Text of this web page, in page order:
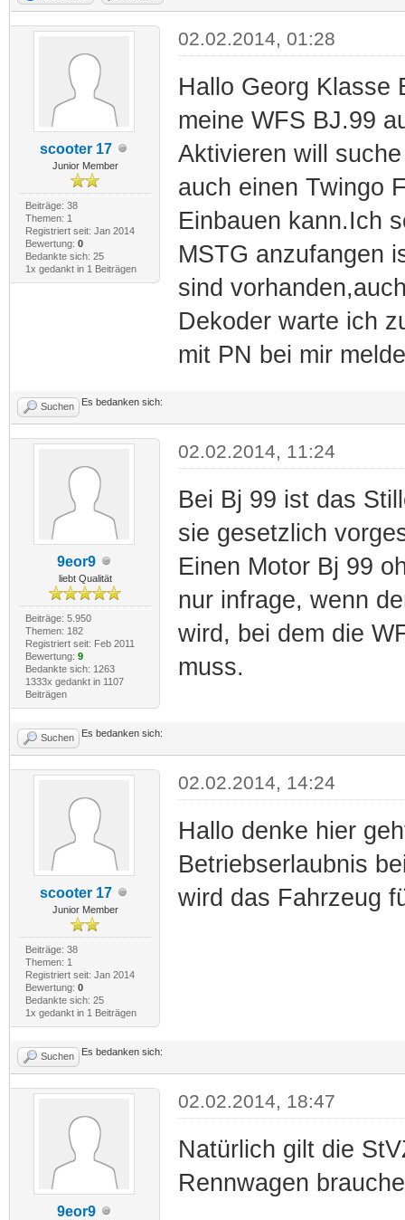
scooter 17
Junior Member
Beiträge: 38
Themen: 1
Registriert seit: Jan 2014
Bewertung: 0
Bedankte sich: 25
1x gedankt in 1 Beiträgen
02.02.2014, 01:28
Hallo Georg Klasse
meine WFS BJ.99
Aktivieren will
auch einen Twingo
Einbauen kann.Ich
MSTG anzufangen
sind
Dekoder warte ich
mit PN bei mir
Suchen Es bedanken sich:
9eor9
liebt Qualität
Beiträge: 5.950
Themen: 182
Registriert seit: Feb 2011
Bewertung: 9
Bedankte sich: 1263
1333x gedankt in 1107
Beiträgen
02.02.2014, 11:24
Bei Bj 99 ist das
sie gesetzlich
Einen Motor Bj 99
nur infrage, wenn
wird, bei dem die
muss.
Suchen Es bedanken sich:
scooter 17
Junior Member
Beiträge: 38
Themen: 1
Registriert seit: Jan 2014
Bewertung: 0
Bedankte sich: 25
1x gedankt in 1 Beiträgen
02.02.2014, 14:24
Hallo denke hier
Betriebserlaubnis
wird das Fahrzeug
Suchen Es bedanken sich:
9eor9
02.02.2014, 18:47
Natürlich gilt die
Rennwagen